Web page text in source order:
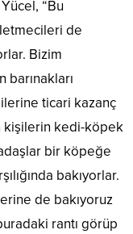
“Bu
de
Bizim
barınakları
ticari kazanç
kişilerin kedi-köpek
bir köpeğe
bakıyorlar.
de bakıyoruz
rantı görüp